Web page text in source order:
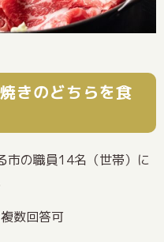
きのどちらを食
市の職員14名（世帯）に
数回答可